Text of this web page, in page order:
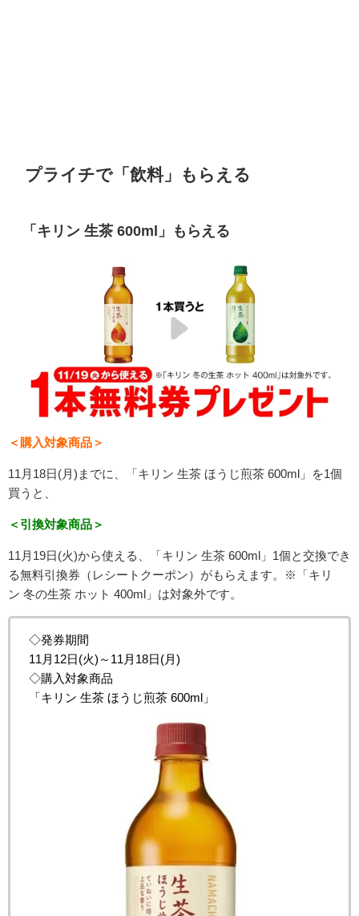
プライチで「飲料」もらえる
「 キリン 生茶 600ml 」もらえる
＜購入対象商品＞
11月18日(月)までに、「 キリン 生茶 ほうじ煎茶 600ml 」を1個
買うと、
＜引換対象商品＞
11月19日(火)から使える、「 キリン 生茶 600ml 」 1個と交換でき
る無料引換券 （レシートクーポン） がもらえます。
※「キリ
ン 冬の生茶 ホット 400ml」は対象外です。
◇発券期間
11月12日(火)～11月18日(月)
◇購入対象商品
「 キリン 生茶 ほうじ煎茶 600ml」